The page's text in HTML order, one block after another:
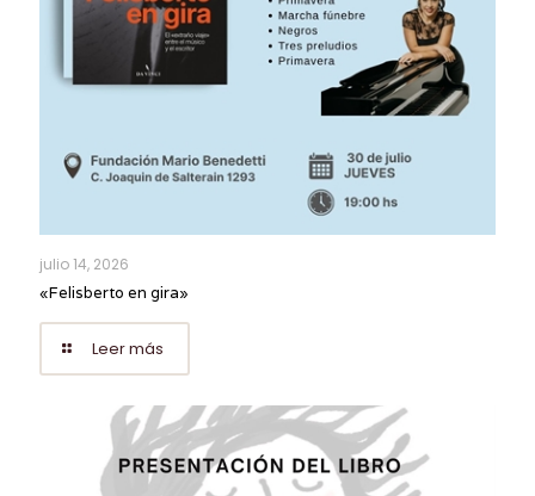
julio 14, 2026
«Felisberto en gira»
Leer más